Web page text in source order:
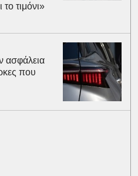
τιμόνι»
ασφάλεια
που